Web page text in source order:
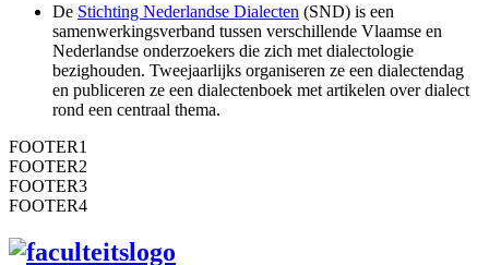
De Stichting Nederlandse Dialecten (SND) is een
samenwerkingsverband tussen verschillende Vlaamse en
Nederlandse onderzoekers die zich met dialectologie
bezighouden. Tweejaarlijks organiseren ze een dialectendag
en publiceren ze een dialectenboek met artikelen over dialect
rond een centraal thema.
FOOTER1
FOOTER2
FOOTER3
FOOTER4